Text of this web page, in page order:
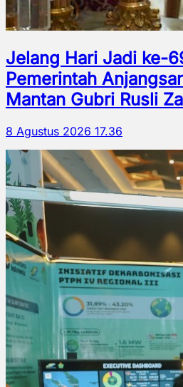
Jelang Hari Jadi ke-
Pemerintah
Mantan Gubri Rusli
8 Agustus 2026 17.36